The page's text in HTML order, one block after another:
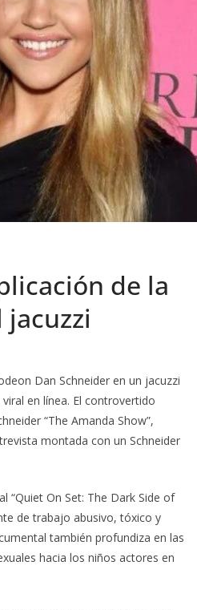
de la
Dan Schneider en un jacuzzi
en línea. El controvertido
“The Amanda Show”,
montada con un Schneider
“Quiet On Set: The Dark Side of
de trabajo abusivo, tóxico y
también profundiza en las
hacia los niños actores en